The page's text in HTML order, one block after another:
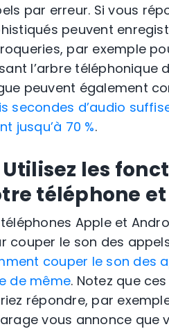
par erreur. Si vous
peuvent
par exemple
l’arbre téléphonique
peuvent également
secondes d’audio
jusqu’à 70 %.
les
téléphone
téléphones Apple et
couper le son des
couper le son des
de même. Notez que
répondre, par
vous annonce que